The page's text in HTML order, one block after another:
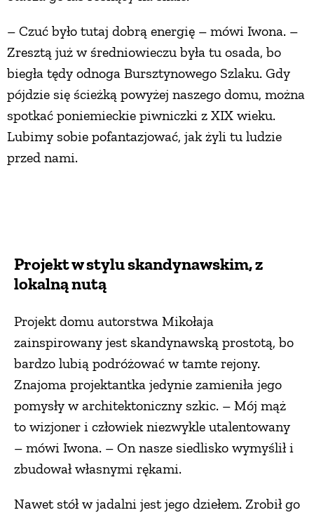
– Czuć było tutaj dobrą energię – mówi Iwona. –
Zresztą już w średniowieczu była tu osada, bo
biegła tędy odnoga Bursztynowego Szlaku. Gdy
pójdzie się ścieżką powyżej naszego domu, można
spotkać poniemieckie piwniczki z XIX wieku.
Lubimy sobie pofantazjować, jak żyli tu ludzie
przed nami.
Projekt w stylu skandynawskim, z
lokalną nutą
Projekt domu autorstwa Mikołaja
zainspirowany jest skandynawską prostotą, bo
bardzo lubią podróżować w tamte rejony.
Znajoma projektantka jedynie zamieniła jego
pomysły w architektoniczny szkic. – Mój mąż
to wizjoner i człowiek niezwykle utalentowany
– mówi Iwona. – On nasze siedlisko wymyślił i
zbudował własnymi rękami.
Nawet stół w jadalni jest jego dziełem. Zrobił go